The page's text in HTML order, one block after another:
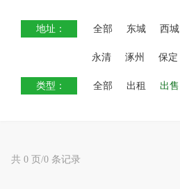
地址： 全部 东城 西城
永清 涿州 保定
类型： 全部 出租 出售
共 0 页/0 条记录